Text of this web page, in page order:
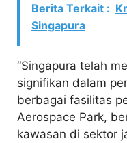
Berita Terkait :
Singapura
“Singapura telah
signifikan dalam
berbagai fasilitas
Aerospace Park,
kawasan di sektor